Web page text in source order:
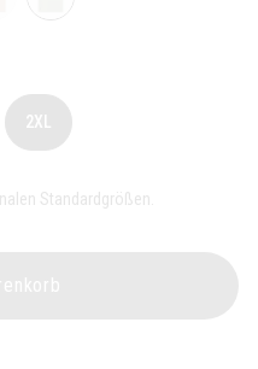
2XL
Standardgrößen.